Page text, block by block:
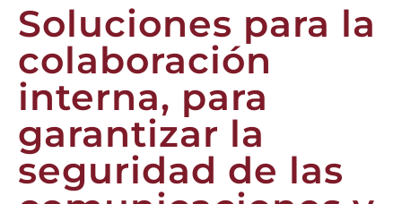
Soluciones para la
colaboración
interna, para
garantizar la
seguridad de las